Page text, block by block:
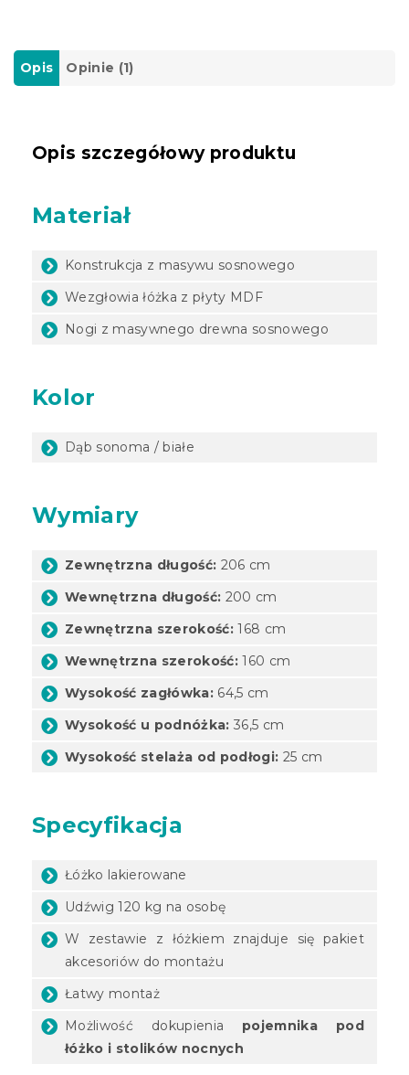
Opis Opinie (1)
Opis szczegółowy produktu
Materiał
Konstrukcja z masywu sosnowego
Wezgłowia łóżka z płyty MDF
Nogi z masywnego drewna sosnowego
Kolor
Dąb sonoma / białe
Wymiary
Zewnętrzna długość: 206 cm
Wewnętrzna długość: 200 cm
Zewnętrzna szerokość: 168 cm
Wewnętrzna szerokość:160 cm
Wysokość zagłówka: 64,5 cm
Wysokość u podnóżka: 36,5 cm
Wysokość stelaża od podłogi: 25 cm
Specyfikacja
Łóżko lakierowane
Udźwig 120 kg na osobę
W zestawie z łóżkiem znajduje się pakiet
akcesoriów do montażu
Łatwy montaż
Możliwość dokupienia pojemnika pod
łóżko i stolików nocnych